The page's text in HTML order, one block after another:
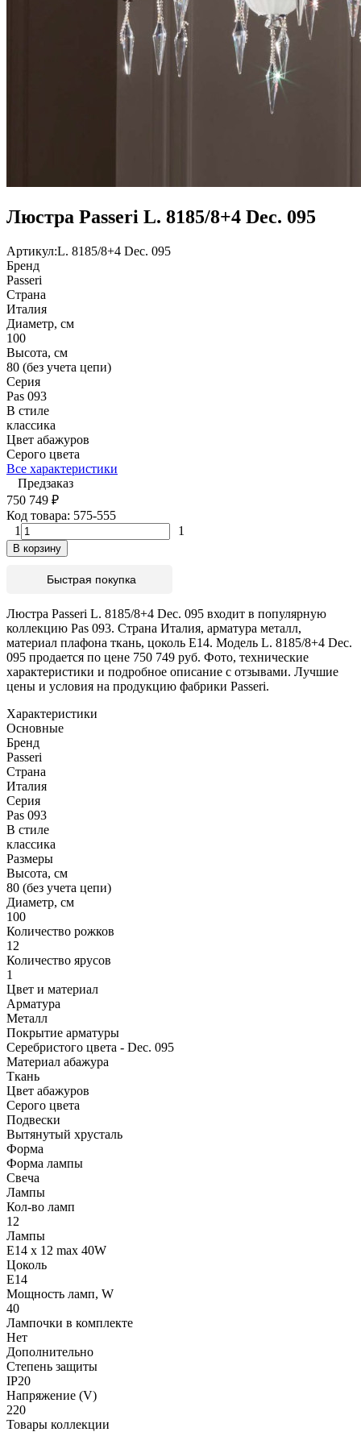
Люстра Passeri L. 8185/8+4 Dec. 095
Артикул:L. 8185/8+4 Dec. 095
Бренд
Passeri
Страна
Италия
Диаметр, см
100
Высота, см
80 (без учета цепи)
Серия
Pas 093
В стиле
классика
Цвет абажуров
Серого цвета
Все характеристики
Предзаказ
750 749 ₽
Код товара: 575-555
1
1
В корзину
Быстрая покупка
Люстра Passeri L. 8185/8+4 Dec. 095 входит в популярную
коллекцию Pas 093. Страна Италия, арматура металл,
материал плафона ткань, цоколь E14. Модель L. 8185/8+4 Dec.
095 продается по цене 750 749 руб. Фото, технические
характеристики и подробное описание с отзывами. Лучшие
цены и условия на продукцию фабрики Passeri.
Характеристики
Основные
Бренд
Passeri
Страна
Италия
Серия
Pas 093
В стиле
классика
Размеры
Высота, см
80 (без учета цепи)
Диаметр, см
100
Количество рожков
12
Количество ярусов
1
Цвет и материал
Арматура
Металл
Покрытие арматуры
Серебристого цвета - Dec. 095
Материал абажура
Ткань
Цвет абажуров
Серого цвета
Подвески
Вытянутый хрусталь
Форма
Форма лампы
Свеча
Лампы
Кол-во ламп
12
Лампы
E14 x 12 max 40W
Цоколь
E14
Мощность ламп, W
40
Лампочки в комплекте
Нет
Дополнительно
Степень защиты
IP20
Напряжение (V)
220
Товары коллекции